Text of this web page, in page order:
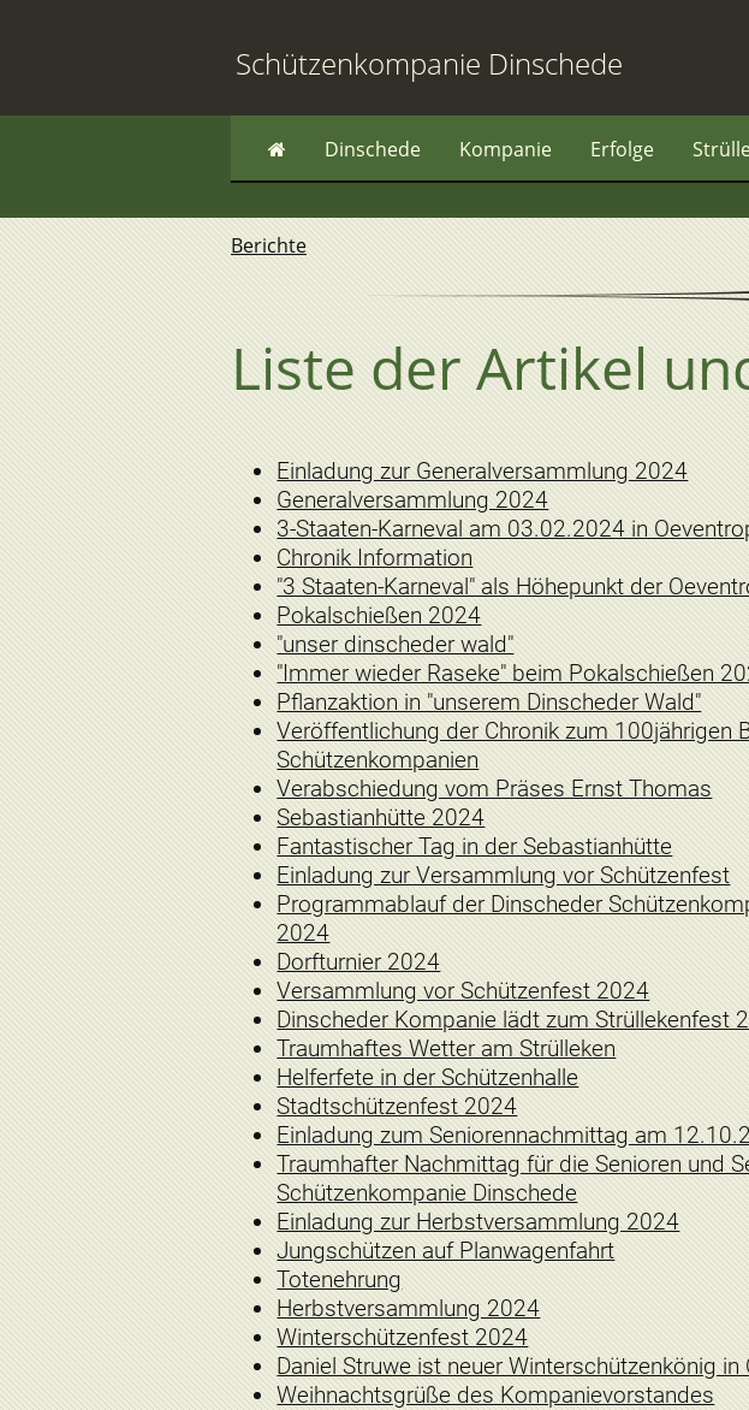
Schützenkompanie Dinschede
Dinschede Kompanie Erfolge
Berichte
Liste der Artikel
Einladung zur Generalversammlung 2024
Generalversammlung 2024
3-Staaten-Karneval am 03.02.2024 in
Chronik Information
"3 Staaten-Karneval" als Höhepunkt der
Pokalschießen 2024
"unser dinscheder wald"
"Immer wieder Raseke" beim Pokalschießen
Pflanzaktion in "unserem Dinscheder Wald"
Veröffentlichung der Chronik zum 100jährigen
Schützenkompanien
Verabschiedung vom Präses Ernst Thomas
Sebastianhütte 2024
Fantastischer Tag in der Sebastianhütte
Einladung zur Versammlung vor Schützenfest
Programmablauf der Dinscheder
2024
Dorfturnier 2024
Versammlung vor Schützenfest 2024
Dinscheder Kompanie lädt zum Strüllekenfest
Traumhaftes Wetter am Strülleken
Helferfete in der Schützenhalle
Stadtschützenfest 2024
Einladung zum Seniorennachmittag am
Traumhafter Nachmittag für die Senioren und
Schützenkompanie Dinschede
Einladung zur Herbstversammlung 2024
Jungschützen auf Planwagenfahrt
Totenehrung
Herbstversammlung 2024
Winterschützenfest 2024
Daniel Struwe ist neuer Winterschützenkönig in
Weihnachtsgrüße des Kompanievorstandes